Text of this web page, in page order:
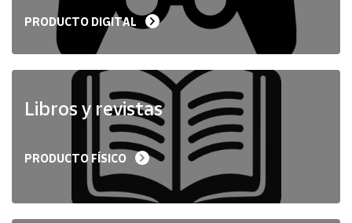
Península
Baleares
Melilla
PRODUCTO DIGITAL
Libros y revistas
PRODUCTO FÍSICO